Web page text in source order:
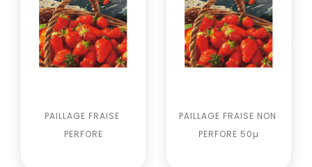
PAILLAGE FRAISE
PERFORE
PAILLAGE FRAISE NON
PERFORE 50µ